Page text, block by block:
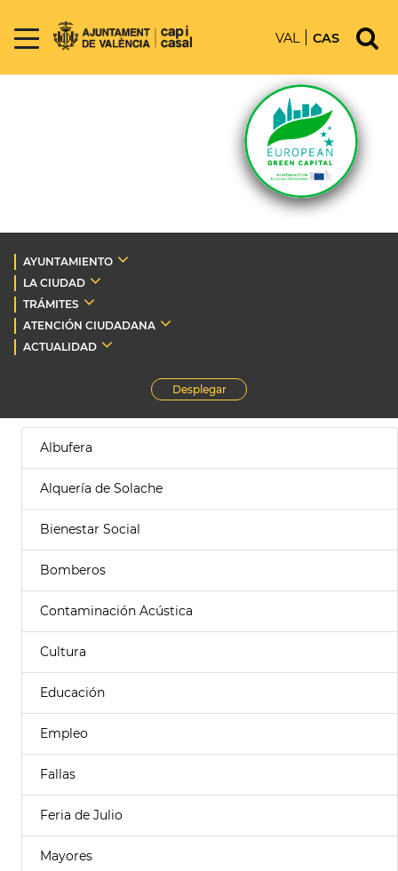
VAL CAS
AYUNTAMIENTO
LA CIUDAD
TRÁMITES
ATENCIÓN CIUDADANA
ACTUALIDAD
Desplegar
Albufera
Alquería de Solache
Bienestar Social
Bomberos
Contaminación Acústica
Cultura
Educación
Empleo
Fallas
Feria de Julio
Mayores